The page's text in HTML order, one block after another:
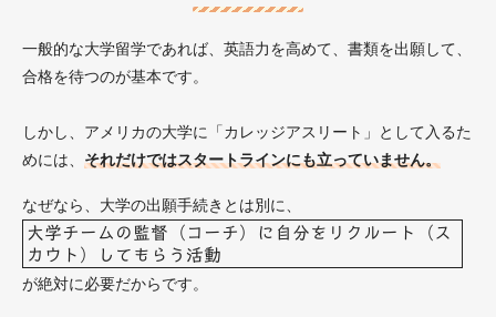
一般的な大学留学であれば、英語力を高めて、書類を出願して、
合格を待つのが基本です。
しかし、アメリカの大学に「カレッジアスリート」として入るた
めには、 それだけではスタートラインにも立っていません。
なぜなら、大学の出願手続きとは別に、
大学チームの監督（コーチ）に自分をリクルート（ス
カウト）してもらう活動
が絶対に必要だからです。